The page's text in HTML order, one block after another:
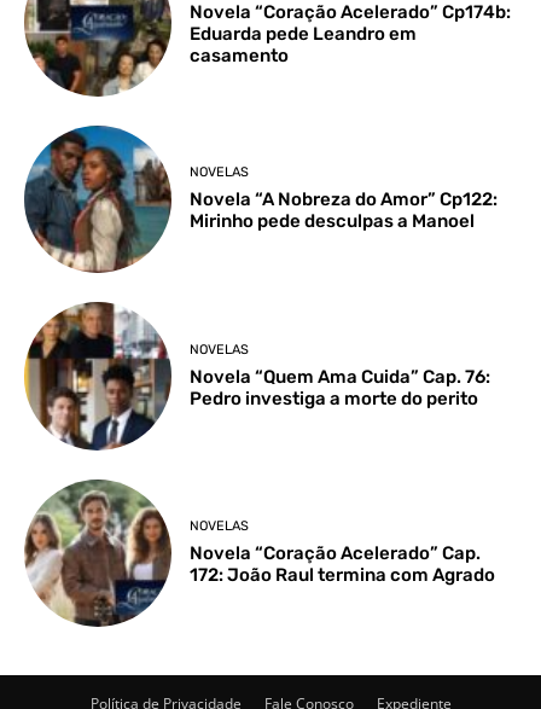
Novela “Coração Acelerado” Cp174b:
Eduarda pede Leandro em
casamento
NOVELAS
Novela “A Nobreza do Amor” Cp122:
Mirinho pede desculpas a Manoel
NOVELAS
Novela “Quem Ama Cuida” Cap. 76:
Pedro investiga a morte do perito
NOVELAS
Novela “Coração Acelerado” Cap.
172: João Raul termina com Agrado
Política de Privacidade Fale Conosco Expediente